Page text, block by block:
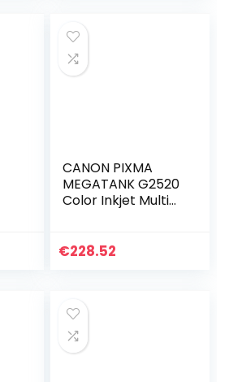
CANON PIXMA
MEGATANK G2520
Color Inkjet Multi
€228.52